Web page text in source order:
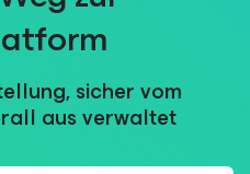
sicher vom
aus verwaltet